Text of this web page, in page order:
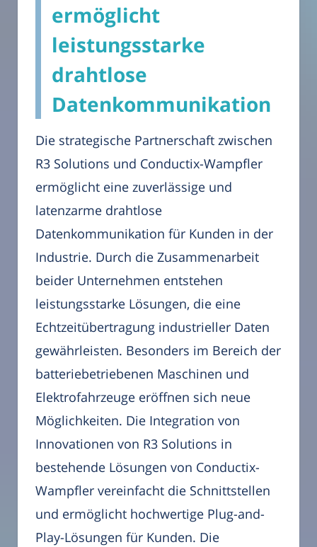
ermöglicht
leistungsstarke
drahtlose
Datenkommunikation
Die strategische Partnerschaft zwischen
R3 Solutions und Conductix-Wampfler
ermöglicht eine zuverlässige und
latenzarme drahtlose
Datenkommunikation für Kunden in der
Industrie. Durch die Zusammenarbeit
beider Unternehmen entstehen
leistungsstarke Lösungen, die eine
Echtzeitübertragung industrieller Daten
gewährleisten. Besonders im Bereich der
batteriebetriebenen Maschinen und
Elektrofahrzeuge eröffnen sich neue
Möglichkeiten. Die Integration von
Innovationen von R3 Solutions in
bestehende Lösungen von Conductix-
Wampfler vereinfacht die Schnittstellen
und ermöglicht hochwertige Plug-and-
Play-Lösungen für Kunden. Die